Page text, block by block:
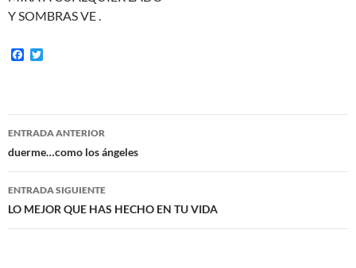
Y SOMBRAS VE .
F
o
o
e
r
Navegación
de
entradas
ENTRADA ANTERIOR
duerme…como los ángeles
ENTRADA SIGUIENTE
LO MEJOR QUE HAS HECHO EN TU VIDA